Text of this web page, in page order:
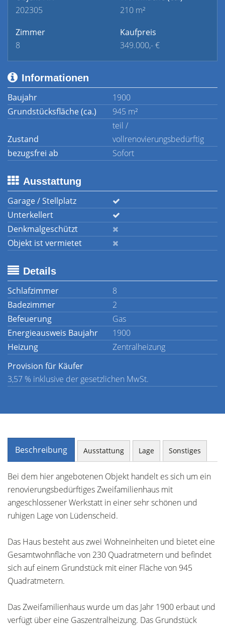
202305
210 m²
Zimmer
8
Kaufpreis
349.000,- €
Informationen
Baujahr
1900
Grundstücksfläche (ca.)
945 m²
Zustand
teil /
vollrenovierungsbedürftig
bezugsfrei ab
Sofort
Ausstattung
Garage / Stellplatz
Unterkellert
Denkmalgeschützt
Objekt ist vermietet
Details
Schlafzimmer
8
Badezimmer
2
Befeuerung
Gas
Energieausweis Baujahr
1900
Heizung
Zentralheizung
Provision für Käufer
3,57 % inklusive der gesetzlichen MwSt.
Beschreibung Ausstattung Lage Sonstiges
Bei dem hier angebotenen Objekt handelt es sich um ein
renovierungsbedürftiges Zweifamilienhaus mit
angeschlossener Werkstatt in einer sehr schönen und
ruhigen Lage von Lüdenscheid.
Das Haus besteht aus zwei Wohneinheiten und bietet eine
Gesamtwohnfläche von 230 Quadratmetern und befindet
sich auf einem Grundstück mit einer Fläche von 945
Quadratmetern.
Das Zweifamilienhaus wurde um das Jahr 1900 erbaut und
verfügt über eine Gaszentralheizung. Das Grundstück